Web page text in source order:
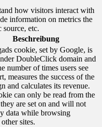
how visitors interact with
information on metrics the
etc.
Beschreibung
cookie, set by Google, is
DoubleClick domain and
number of times users see
measures the success of the
and calculates its revenue.
can only be read from the
are set on and will not
data while browsing
sites.